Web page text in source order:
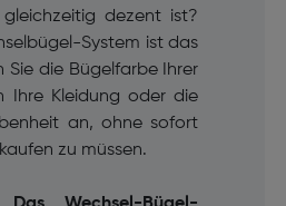
dezent ist?
System ist das
Sie die Bügelfarbe Ihrer
Ihre Kleidung oder die
an, ohne sofort
zu müssen.